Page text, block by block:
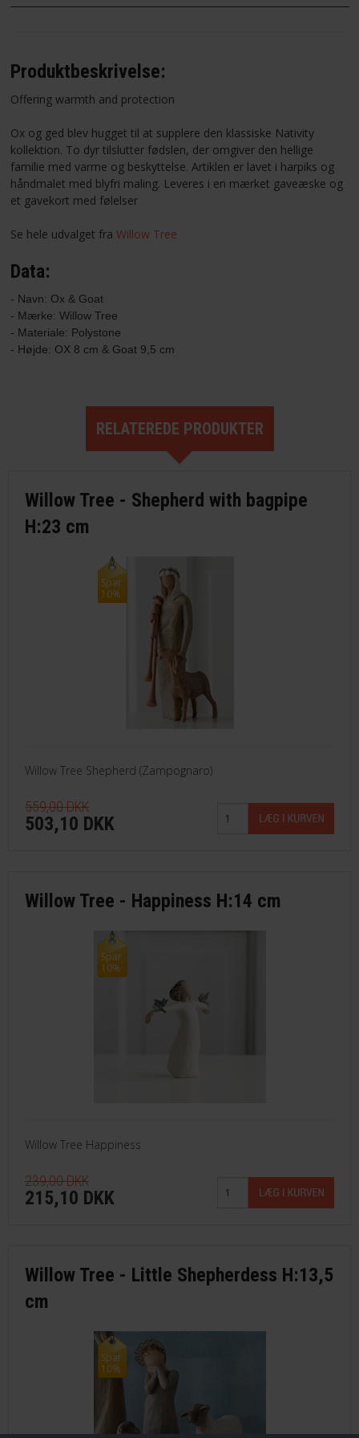
Produktbeskrivelse:
Offering warmth and protection
Ox og ged blev hugget til at supplere den klassiske Nativity
kollektion. To dyr tilslutter fødslen, der omgiver den hellige
familie med varme og beskyttelse. Artiklen er lavet i harpiks og
håndmalet med blyfri maling. Leveres i en mærket gaveæske og
et gavekort med følelser
Se hele udvalget fra Willow Tree
Data:
- Navn: Ox & Goat
- Mærke: Willow Tree
- Materiale: Polystone
- Højde: OX 8 cm & Goat 9,5 cm
RELATEREDE PRODUKTER
Willow Tree - Shepherd with bagpipe
H:23 cm
Spar
10%
Willow Tree Shepherd (Zampognaro)
559,00 DKK
503,10 DKK
Willow Tree - Happiness H:14 cm
Spar
10%
Willow Tree Happiness
239,00 DKK
215,10 DKK
Willow Tree - Little Shepherdess H:13,5
cm
Spar
10%